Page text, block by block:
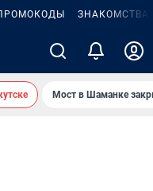
ЗНАКОМСТВА
Мост в Шаманке